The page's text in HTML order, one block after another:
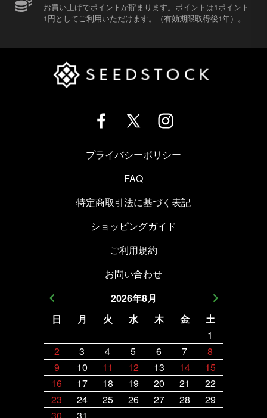
お買い上げでポイントが貯まります。ポイントは1ポイント
1円としてご利用いただけます。（有効期限取得後1年）。
プライバシーポリシー
FAQ
特定商取引法に基づく表記
ショッピングガイド
ご利用規約
お問い合わせ
2026年8月
日
月 火 水 木 金
土
1
2
3 4 5 6 7
8
9
10 11 12 13 14
15
16
17 18 19 20 21
22
23
24 25 26 27 28
29
30
31